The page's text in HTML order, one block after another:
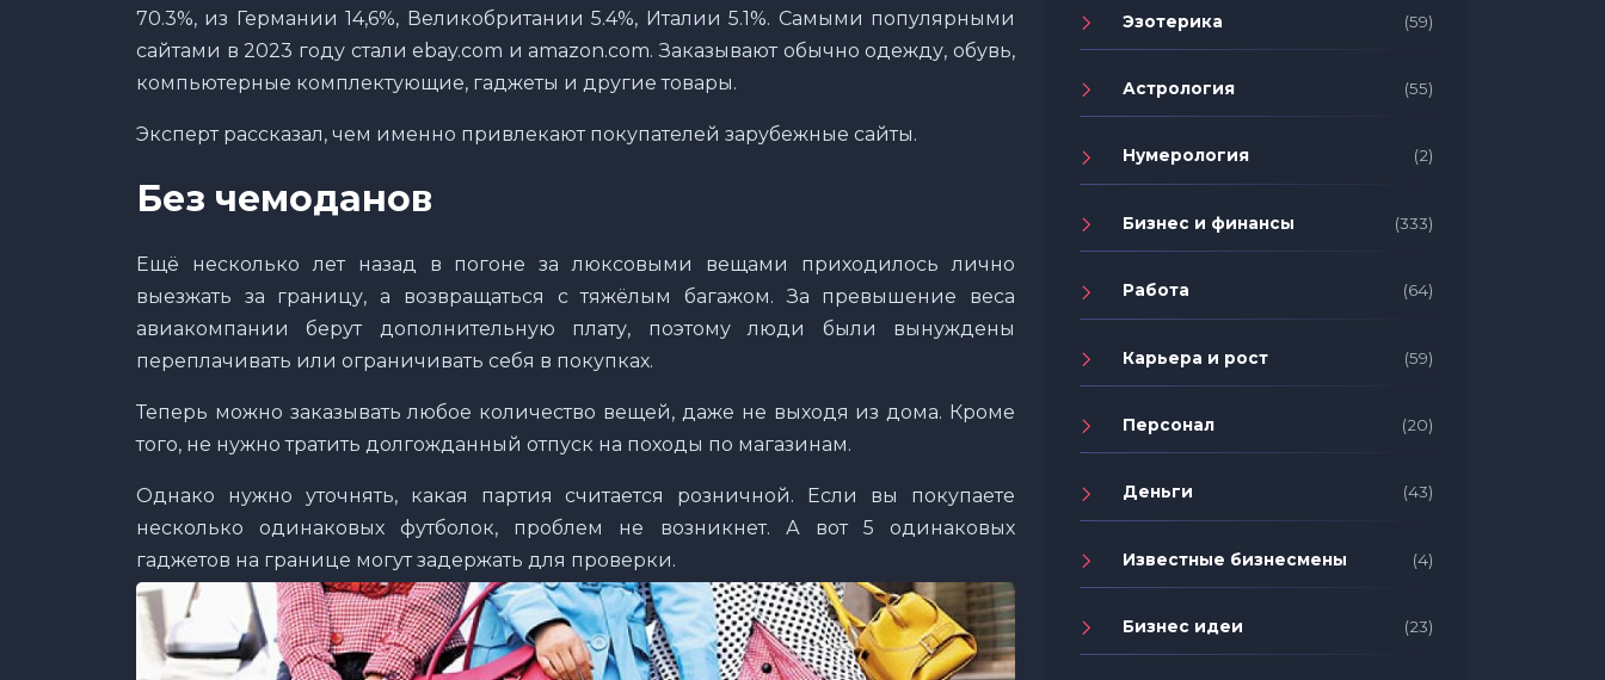
70.3%, из Германии 14,6%, Великобритании 5.4%, Италии 5.1%. Самыми популярными
сайтами в 2023 году стали ebay.com и amazon.com. Заказывают обычно одежду, обувь,
компьютерные комплектующие, гаджеты и другие товары.
Эксперт рассказал, чем именно привлекают покупателей зарубежные сайты.
Без чемоданов
Ещё несколько лет назад в погоне за люксовыми вещами приходилось лично
выезжать за границу, а возвращаться с тяжёлым багажом. За превышение веса
авиакомпании берут дополнительную плату, поэтому люди были вынуждены
переплачивать или ограничивать себя в покупках.
Теперь можно заказывать любое количество вещей, даже не выходя из дома. Кроме
того, не нужно тратить долгожданный отпуск на походы по магазинам.
Однако нужно уточнять, какая партия считается розничной. Если вы покупаете
несколько одинаковых футболок, проблем не возникнет. А вот 5 одинаковых
гаджетов на границе могут задержать для проверки.
Эзотерика (59)
Астрология (55)
Нумерология (2)
Бизнес и финансы (333)
Работа (64)
Карьера и рост (59)
Персонал (20)
Деньги (43)
Известные бизнесмены (4)
Бизнес идеи (23)